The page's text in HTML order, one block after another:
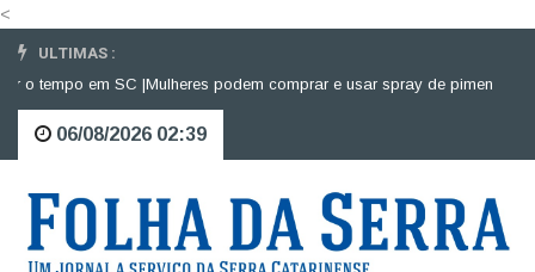
<
ULTIMAS :
tempo em SC |Mulheres podem comprar e usar spray de pimenta para
06/08/2026 02:39